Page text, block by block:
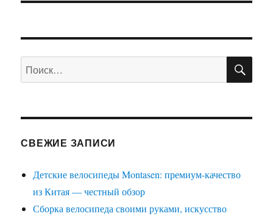
Искать:
СВЕЖИЕ ЗАПИСИ
Детские велосипеды Montasen: премиум-качество
из Китая — честный обзор
Сборка велосипеда своими руками, искусство